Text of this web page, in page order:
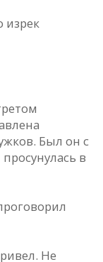
изрек
Был он с
в
Не